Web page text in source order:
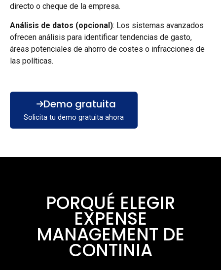
directo o cheque de la empresa.
Análisis de datos (opcional): Los sistemas avanzados
ofrecen análisis para identificar tendencias de gasto,
áreas potenciales de ahorro de costes o infracciones de
las políticas.
Demo gratuita
Solicita tu demo gratuita ahora
PORQUÉ ELEGIR
EXPENSE
MANAGEMENT DE
CONTINIA